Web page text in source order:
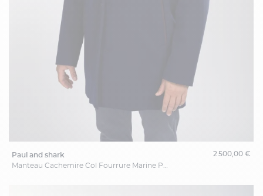
paul and shark
2 500,00 €